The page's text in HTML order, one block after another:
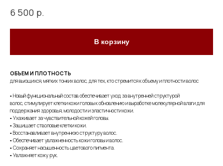
6 500 р.
В корзину
ОБЪЕМ И ПЛОТНОСТЬ
для вьющихся, мягких тонких волос, для тех, кто стремится к объему и плотности волос
▪ Новый функциональный состав обеспечивает уход за внутренней структурой
волос, стимулирует клетки кожи головы к обновлению и выработке молекулярной влаги для
поддержания здоровья, молодости и эластичности кожи.
▪ Ухаживает за чувствительной кожей головы.
▪ Защищает стволовые клетки кожи.
▪ Восстанавливает внутреннюю структуру волос.
▪ Обеспечивает увлажненность кожи головы и волос.
▪ Сохраняет насыщенность цветового пигмента.
▪ Увлажняет кожу рук.